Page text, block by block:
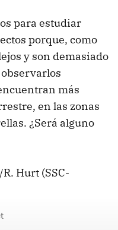
para estudiar
porque, como
y son demasiado
más
en las zonas
¿Será alguno
Hurt (SSC-